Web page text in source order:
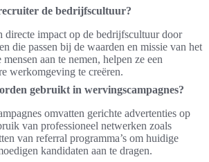
de bedrijfscultuur?
directe impact op de bedrijfscultuur door
die passen bij de waarden en missie van het
aan te nemen, helpen ze een
werkomgeving te creëren.
gebruikt in wervingscampagnes?
omvatten gerichte advertenties op
van professioneel netwerken zoals
van referral programma’s om huidige
kandidaten aan te dragen.